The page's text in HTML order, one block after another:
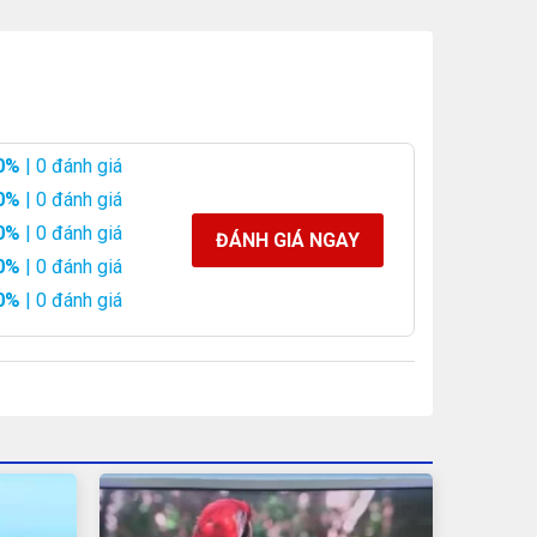
| 0 đánh giá
| 0 đánh giá
| 0 đánh giá
| 0 đánh giá
| 0 đánh giá
ĐÁNH GIÁ NGAY